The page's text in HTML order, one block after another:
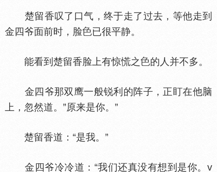
楚留香叹了口气，终于走了过去，等他走到
金四爷面前时，脸
已很平静。
能看到楚留香脸上有惊慌之 的人并不多。
金四爷那双鹰一般锐利的阵子，正盯在他脑
上，忽然道。”原来是你。”
楚留香道：“是我。”
金四爷冷冷道：“我们还真没有想到是你。v